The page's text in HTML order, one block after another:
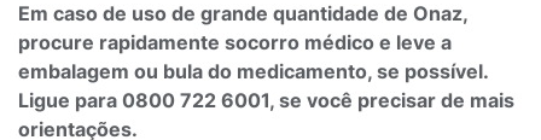
Em caso de uso de grande quantidade de Onaz,
procure rapidamente socorro médico e leve a
embalagem ou bula do medicamento, se possível.
Ligue para 0800 722 6001, se você precisar de mais
orientações.